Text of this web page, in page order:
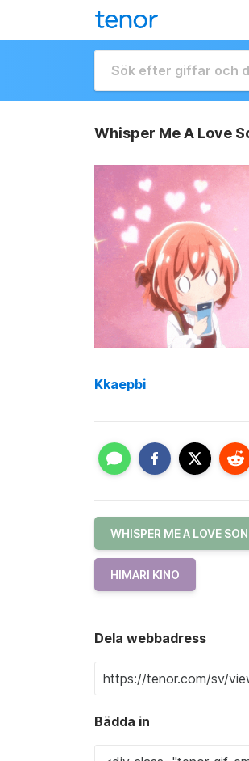
Whisper Me A Love
Kkaepbi
WHISPER ME A LOVE
HIMARI KINO
Dela webbadress
Bädda in